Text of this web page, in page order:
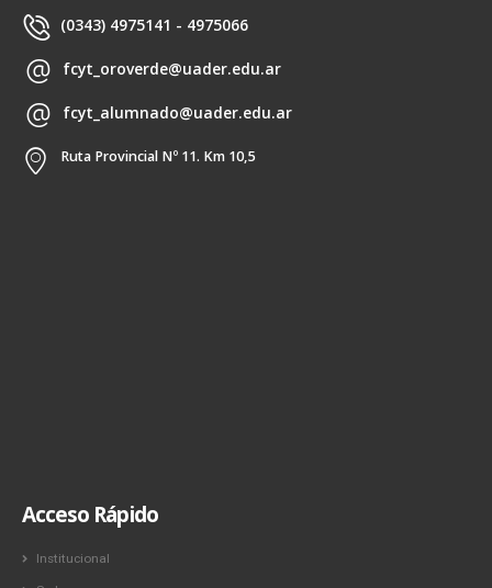
(0343) 4975141 - 4975066
fcyt_oroverde@uader.edu.ar
fcyt_alumnado@uader.edu.ar
Ruta Provincial Nº 11. Km 10,5
Acceso Rápido
Institucional